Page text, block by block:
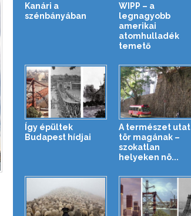
Kanári a
szénbányában
WIPP – a
legnagyobb
amerikai
atomhulladék
temető
Így épültek
Budapest hídjai
A természet utat
tör magának –
szokatlan
helyeken nö...